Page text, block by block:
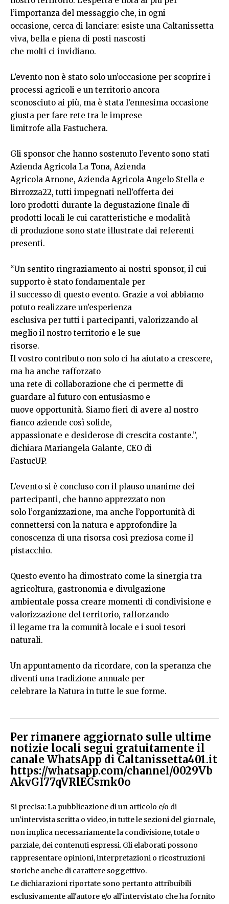
l’importanza del messaggio che, in ogni
occasione, cerca di lanciare: esiste una Caltanissetta
viva, bella e piena di posti nascosti
che molti ci invidiano.
L’evento non è stato solo un’occasione per scoprire i
processi agricoli e un territorio ancora
sconosciuto ai più, ma è stata l’ennesima occasione
giusta per fare rete tra le imprese
limitrofe alla Fastuchera.
Gli sponsor che hanno sostenuto l’evento sono stati
Azienda Agricola La Tona, Azienda
Agricola Arnone, Azienda Agricola Angelo Stella e
Birrozza22, tutti impegnati nell’offerta dei
loro prodotti durante la degustazione finale di
prodotti locali le cui caratteristiche e modalità
di produzione sono state illustrate dai referenti
presenti.
“Un sentito ringraziamento ai nostri sponsor, il cui
supporto è stato fondamentale per
il successo di questo evento. Grazie a voi abbiamo
potuto realizzare un’esperienza
esclusiva per tutti i partecipanti, valorizzando al
meglio il nostro territorio e le sue
risorse.
Il vostro contributo non solo ci ha aiutato a crescere,
ma ha anche rafforzato
una rete di collaborazione che ci permette di
guardare al futuro con entusiasmo e
nuove opportunità. Siamo fieri di avere al nostro
fianco aziende così solide,
appassionate e desiderose di crescita costante.”,
dichiara Mariangela Galante, CEO di
FastucUP.
L’evento si è concluso con il plauso unanime dei
partecipanti, che hanno apprezzato non
solo l’organizzazione, ma anche l’opportunità di
connettersi con la natura e approfondire la
conoscenza di una risorsa così preziosa come il
pistacchio.
Questo evento ha dimostrato come la sinergia tra
agricoltura, gastronomia e divulgazione
ambientale possa creare momenti di condivisione e
valorizzazione del territorio, rafforzando
il legame tra la comunità locale e i suoi tesori
naturali.
Un appuntamento da ricordare, con la speranza che
diventi una tradizione annuale per
celebrare la Natura in tutte le sue forme.
Per rimanere aggiornato sulle ultime
notizie locali segui gratuitamente il
canale WhatsApp di Caltanissetta401.it
https://whatsapp.com/channel/0029Vb
AkvGI77qVRlECsmk0o
Si precisa: La pubblicazione di un articolo e/o di
un'intervista scritta o video, in tutte le sezioni del giornale,
non implica necessariamente la condivisione, totale o
parziale, dei contenuti espressi. Gli elaborati possono
rappresentare opinioni, interpretazioni o ricostruzioni
storiche anche di carattere soggettivo.
Le dichiarazioni riportate sono pertanto attribuibili
esclusivamente all'autore e/o all'intervistato che ha fornito